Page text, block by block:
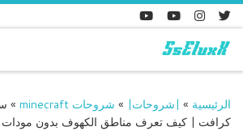
الرئيسية » |شروحات| » شروحات minecraft »
كرافت | كيف تعرف مناطق الكهوف بدون مودات